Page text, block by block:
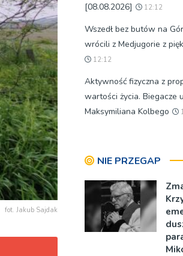
fot. Jakub Sajdak
[08.08.2026]
12:12
Wszedł bez butów na
wrócili z Medjugorie z
12:12
Aktywność fizyczna z
wartości życia. Biegacze
Maksymiliana Kolbego
NIE PRZEGAP